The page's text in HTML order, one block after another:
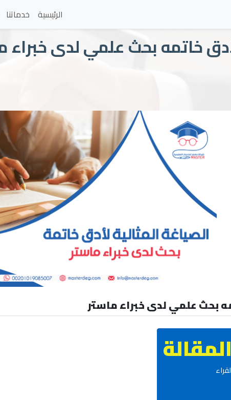
الرئيسية خدماتنا
خاتمه بحث علمي لدى خبراء
بحث علمي لدى خبراء ماستر